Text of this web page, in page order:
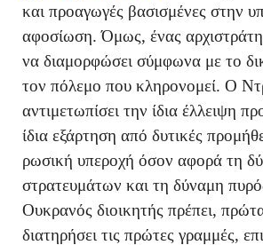
και προαγωγές βασισμένες στην
αφοσίωση. Όμως, ένας
να διαμορφώσει σύμφωνα με το
τον πόλεμο που κληρονομεί. Ο
αντιμετωπίσει την ίδια έλλειψη
ίδια εξάρτηση από δυτικές
ρωσική υπεροχή όσον αφορά τη
στρατευμάτων και τη δύναμη
Ουκρανός διοικητής πρέπει,
διατηρήσει τις πρώτες γραμμές,